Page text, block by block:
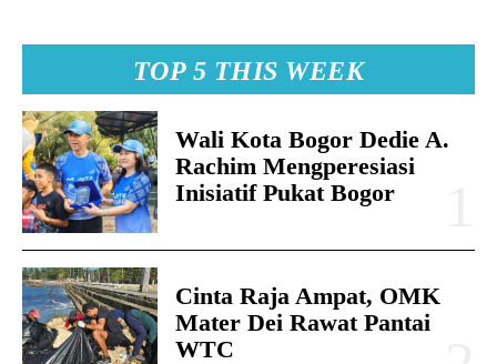
TOP 5 THIS WEEK
Wali Kota Bogor Dedie A.
Rachim Mengperesiasi
Inisiatif Pukat Bogor
Cinta Raja Ampat, OMK
Mater Dei Rawat Pantai
WTC